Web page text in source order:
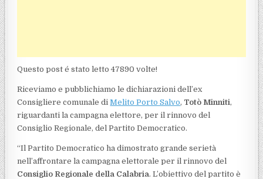
Questo post é stato letto 47890 volte!
Riceviamo e pubblichiamo le dichiarazioni dell’ex
Consigliere comunale diMelito Porto Salvo, Totò Minniti,
riguardanti la campagna elettore, per il rinnovo del
Consiglio Regionale, del Partito Democratico.
“Il Partito Democratico ha dimostrato grande serietà
nell’affrontare la campagna elettorale per il rinnovo del
Consiglio Regionale della Calabria. L’obiettivo del partito è